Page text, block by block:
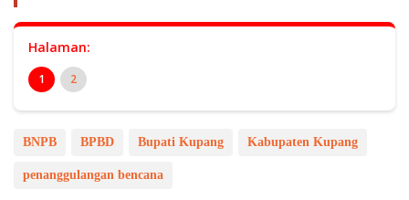
Halaman:
1 2
BNPB BPBD Bupati Kupang Kabupaten Kupang
penanggulangan bencana